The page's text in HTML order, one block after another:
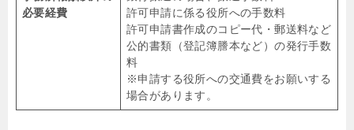
必要経費
許可申請に係る役所への手数料
許可申請書作成のコピー代・郵送料など
公的書類（登記簿謄本など）の発行手数
料
※申請する役所への交通費をお願いする
場合があります。